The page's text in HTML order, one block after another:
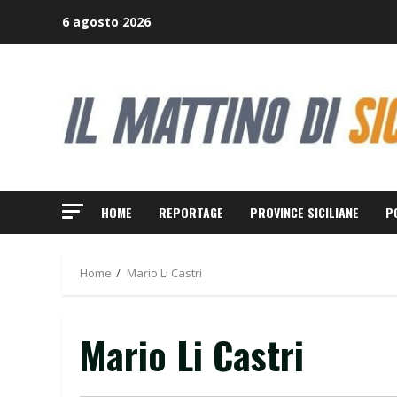
6 agosto 2026
HOME REPORTAGE PROVINCE SICILIANE
Home Mario Li Castri
Mario Li Castri